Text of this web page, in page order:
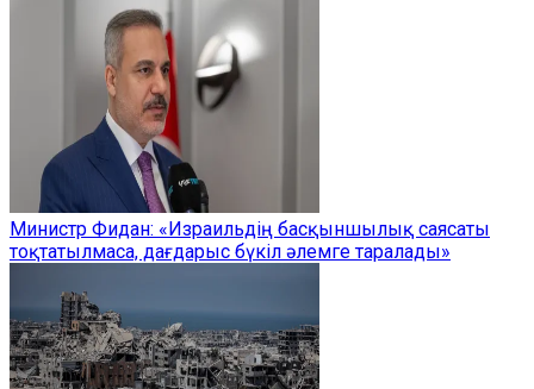
Министр Фидан: «Израильдің басқыншылық саясаты
тоқтатылмаса, дағдарыс бүкіл әлемге таралады»